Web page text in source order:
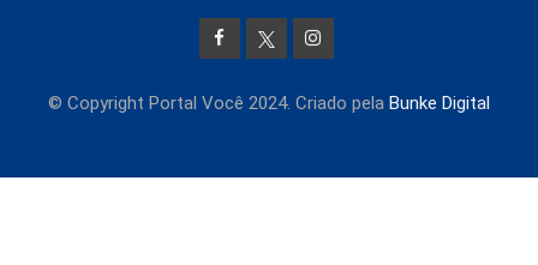
© Copyright Portal Você 2024. Criado pela Bunke Digital